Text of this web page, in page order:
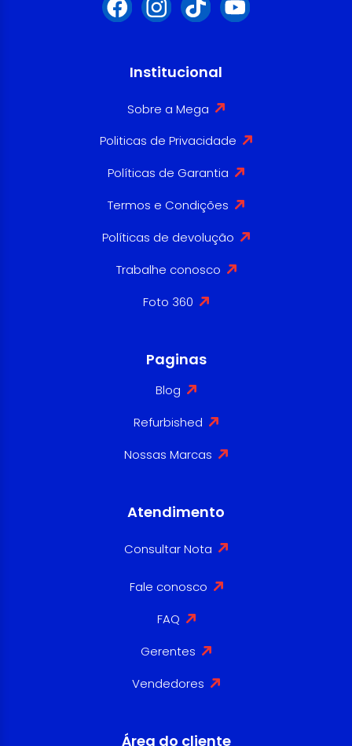
Institucional
Sobre a Mega
Politicas de Privacidade
Políticas de Garantia
Termos e Condições
Políticas de devolução
Trabalhe conosco
Foto 360
Paginas
Blog
Refurbished
Nossas Marcas
Atendimento
Consultar Nota
Fale conosco
FAQ
Gerentes
Vendedores
Área do cliente